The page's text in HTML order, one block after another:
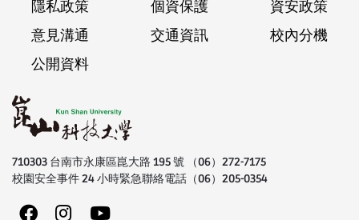
隱私政策 個資保護
資安政策
意見溝通
交通資訊
校內分機
公開資料
710303 台南市永康區崑大路 195 號 （06）272-7175
校園安全事件 24 小時緊急聯絡電話（06）205-0354